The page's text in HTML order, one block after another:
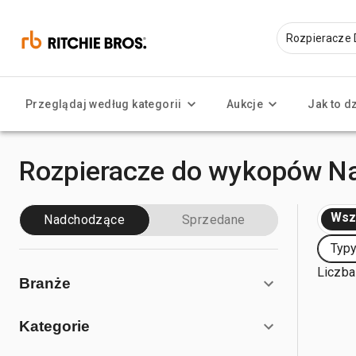
Przeglądaj według kategorii Aukcje Jak to
Rozpieracze do wykopów
Nadchodzące Sprzedane
Branże
Kategorie